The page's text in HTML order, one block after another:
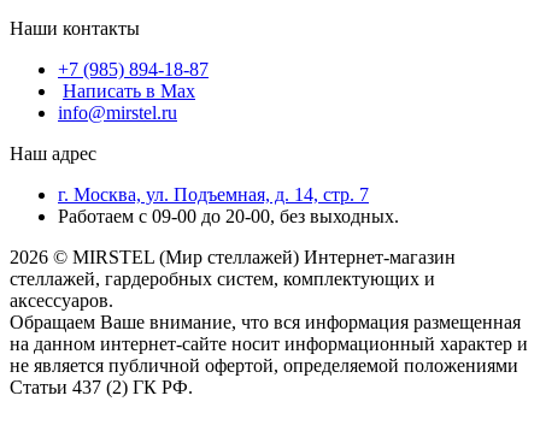
Наши контакты
+7 (985) 894-18-87
Написать в Max
info@mirstel.ru
Наш адрес
г. Москва, ул. Подъемная, д. 14, стр. 7
Работаем с 09-00 до 20-00, без выходных.
2026 © MIRSTEL (Мир стеллажей) Интернет-магазин
стеллажей, гардеробных систем, комплектующих и
аксессуаров.
Обращаем Ваше внимание, что вся информация размещенная
на данном интернет-сайте носит информационный характер и
не является публичной офертой, определяемой положениями
Статьи 437 (2) ГК РФ.